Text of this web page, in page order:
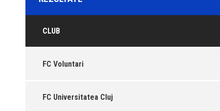
CLUB
FC Voluntari
FC Universitatea Cluj